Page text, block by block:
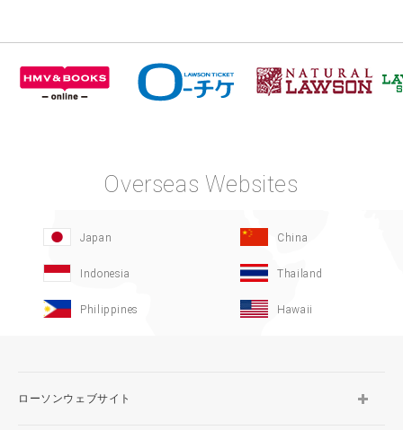
Overseas Websites
Japan China
Indonesia Thailand
Philippines Hawaii
ローソンウェブサイト